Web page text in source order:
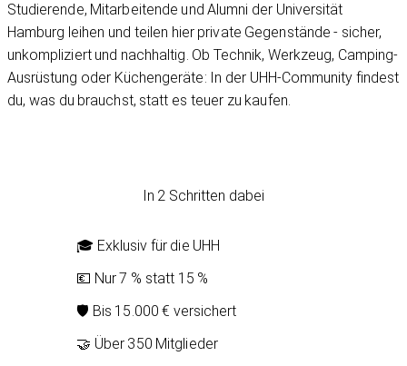
Studierende, Mitarbeitende und Alumni der Universität
Hamburg leihen und teilen hier private Gegenstände - sicher,
unkompliziert und nachhaltig. Ob Technik, Werkzeug, Camping-
Ausrüstung oder Küchengeräte: In der UHH-Community findest
du, was du brauchst, statt es teuer zu kaufen.
In 2 Schritten dabei
🎓 Exklusiv für die UHH
💶 Nur 7 % statt 15 %
🛡️ Bis 15.000 € versichert
🤝 Über 350 Mitglieder